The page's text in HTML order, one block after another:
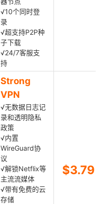
√10个同时登
录
√超支持P2P种
子下载
√24/7客服支
持
Strong
VPN
√无数据日志记
录和透明隐私
政策
√内置
WireGuard协
议
√解锁Netflix等
主流流媒体
√带有免费的云
存储
$3.79